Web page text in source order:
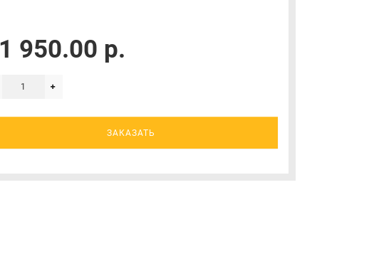
950.00 р.
ЗАКАЗАТЬ